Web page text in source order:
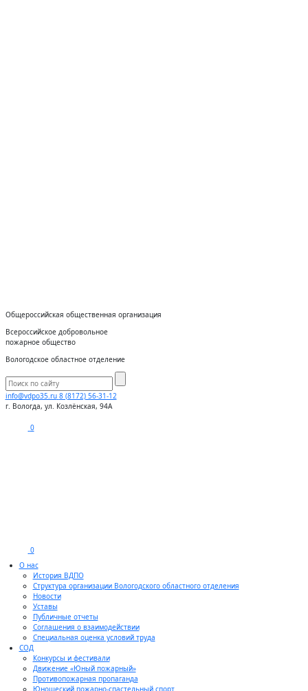
Общероссийская общественная организация
Всероссийское добровольное
пожарное общество
Вологодское областное отделение
info@vdpo35.ru 8 (8172) 56-31-12
г. Вологда, ул. Козлёнская, 94А
0
0
О нас
История ВДПО
Структура организации Вологодского областного отделения
Новости
Уставы
Публичные отчеты
Соглашения о взаимодействии
Специальная оценка условий труда
СОД
Конкурсы и фестивали
Движение «Юный пожарный»
Противопожарная пропаганда
Юношеский пожарно-спастельный спорт